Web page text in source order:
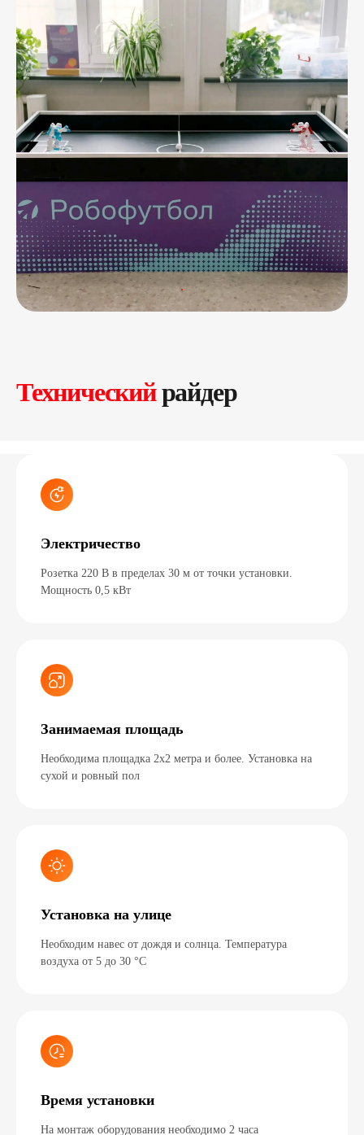
Техническийрайдер
Электричество
Розетка 220 В в пределах 30 м от точки установки.
Мощность 0,5 кВт
Занимаемая площадь
Необходима площадка 2х2 метра и более. Установка на
сухой и ровный пол
Установка на улице
Необходим навес от дождя и солнца. Температура
воздуха от 5 до 30 °C
Время установки
На монтаж оборудования необходимо 2 часа
Презентация